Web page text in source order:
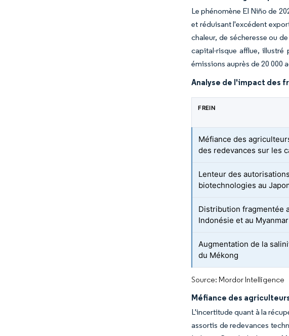
Le phénomène El Niño de
et réduisant l'excédent
chaleur, de sécheresse ou
capital-risque afflue,
émissions auprès de 20 000
Analyse de l'impact des
FREIN
Méfiance des
des redevances sur les
Lenteur des
biotechnologies au
Distribution fragmentée
Indonésie et au Myanmar
Augmentation de la
du Mékong
Source: Mordor Intelligence
Méfiance des
L'incertitude quant à la
assortis de redevances